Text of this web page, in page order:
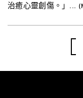
治癒心靈創傷。」...